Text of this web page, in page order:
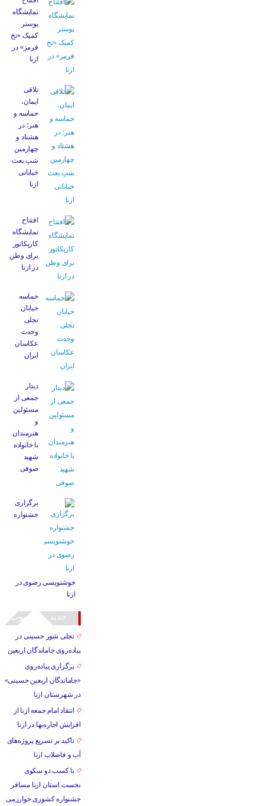
نمایشگاه
پوستر
کمیک «نخ
قرمز» در
ازنا
تلاقی
ایمان،
حماسه و
هنر؛ در
هشتاد و
چهارمین
شبِ بعث
خیابانی
ازنا
افتتاح
نمایشگاه
کاریکاتور
برای وطن
در ازنا
حماسه
خیابان
تجلی
وحدت
عکاسان
ایران
دیدار
جمعی از
مسئولین
و
هنرمندان
با خانواده
شهید
صوفی
برگزاری
جشنواره
خوشنویسی رضوی در
ازنا
جدید محبوب
تجلی شور حسینی در
پیاده‌روی جاماندگان اربعین
برگزاری پیاده‌روی
«جاماندگان اربعین حسینی»
در شهرستان ازنا
انتقاد امام جمعه ازنا از
افزایش اجاره‌بها در ازنا
تاکید بر تسریع پروژه‌های
آب و فاضلاب ازنا
با کسب دو سکوی
نخست استان ازنا مسافر
جشنواره کشوری خوارزمی